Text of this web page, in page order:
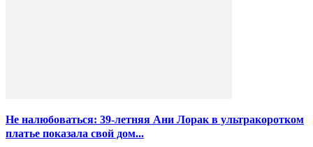
Не налюбоваться: 39-летняя Ани Лорак в ультракоротком
платье показала свой дом...